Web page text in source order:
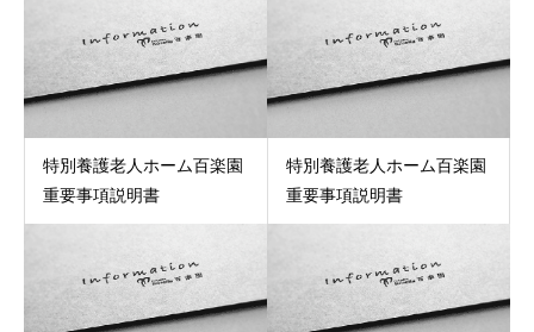
特別養護老人ホーム百楽園
重要事項説明書
特別養護老人ホーム百楽園
重要事項説明書